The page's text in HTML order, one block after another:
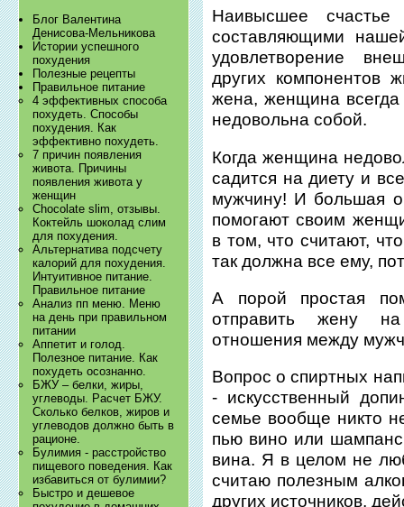
Блог Валентина
Денисова-Мельникова
Истории успешного
похудения
Полезные рецепты
Правильное питание
4 эффективных способа
похудеть. Способы
похудения. Как
эффективно похудеть.
7 причин появления
живота. Причины
появления живота у
женщин
Chocolate slim, отзывы.
Коктейль шоколад слим
для похудения.
Альтернатива подсчету
калорий для похудения.
Интуитивное питание.
Правильное питание
Анализ пп меню. Меню
на день при правильном
питании
Аппетит и голод.
Полезное питание. Как
похудеть осознанно.
БЖУ – белки, жиры,
углеводы. Расчет БЖУ.
Сколько белков, жиров и
углеводов должно быть в
рационе.
Булимия - расстройство
пищевого поведения. Как
избавиться от булимии?
Быстро и дешевое
Наивысшее
составляющими
удовлетворение
других компонентов
жена, женщина всегда
недовольна собой.
Когда женщина
садится на диету и
мужчину! И большая
помогают своим
в том, что считают,
так должна все ему,
А порой простая
отправить жену
отношения между
Вопрос о спиртных
- искусственный
семье вообще никто
пью вино или
вина. Я в целом не
считаю полезным
других источников,